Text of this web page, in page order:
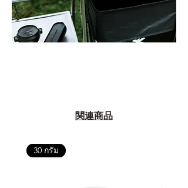
ตรงนี้
>>https://www.campstudio.co.th/
warranty
関連商品
30 กรัม